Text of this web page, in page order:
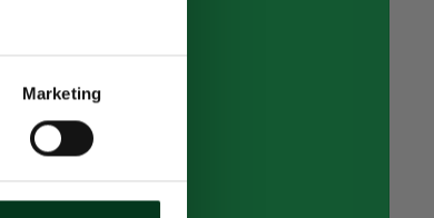
Marketing